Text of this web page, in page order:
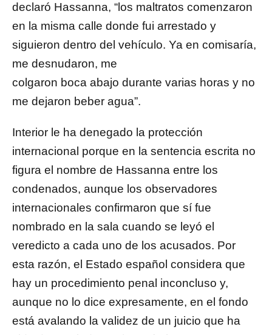
declaró Hassanna, “los maltratos comenzaron
en la misma calle donde fui arrestado y
siguieron dentro del vehículo. Ya en comisaría,
me desnudaron, me
colgaron boca abajo durante varias horas y no
me dejaron beber agua”.
Interior le ha denegado la protección
internacional porque en la sentencia escrita no
figura el nombre de Hassanna entre los
condenados, aunque los observadores
internacionales confirmaron que sí fue
nombrado en la sala cuando se leyó el
veredicto a cada uno de los acusados. Por
esta razón, el Estado español considera que
hay un procedimiento penal inconcluso y,
aunque no lo dice expresamente, en el fondo
está avalando la validez de un juicio que ha